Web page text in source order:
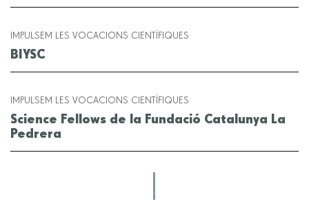
IMPULSEM LES VOCACIONS CIENTÍFIQUES
BIYSC
IMPULSEM LES VOCACIONS CIENTÍFIQUES
Science Fellows de la Fundació Catalunya La
Pedrera